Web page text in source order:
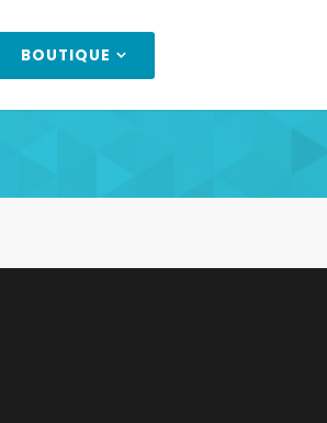
BOUTIQUE